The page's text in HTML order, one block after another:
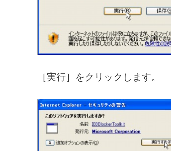
［実行］をクリックします。